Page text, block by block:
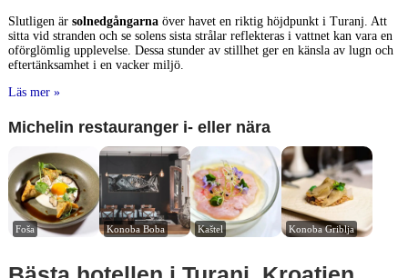
Slutligen är solnedgångarnaöver havet en riktig höjdpunkt i Turanj. Att
sitta vid stranden och se solens sista strålar reflekteras i vattnet kan vara en
oförglömlig upplevelse. Dessa stunder av stillhet ger en känsla av lugn och
eftertänksamhet i en vacker miljö.
Läs mer »
Michelin restauranger i- eller nära
Foša Konoba Boba Kaštel Konoba Griblja